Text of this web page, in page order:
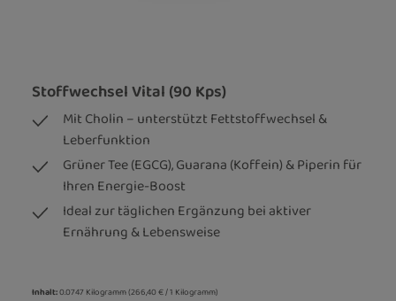
Stoffwechsel Vital (90 Kps)
Mit Cholin – unterstützt Fettstoffwechsel &
Leberfunktion
Grüner Tee (EGCG), Guarana (Koffein) & Piperin für
Ihren Energie-Boost
Ideal zur täglichen Ergänzung bei aktiver
Ernährung & Lebensweise
Inhalt:0.0747 Kilogramm(266,40 € / 1 Kilogramm)